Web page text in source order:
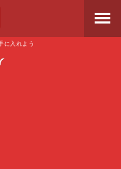
に入れよう